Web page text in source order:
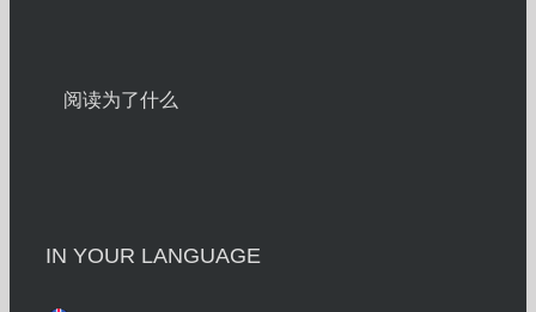
阅读为了什么
IN YOUR LANGUAGE